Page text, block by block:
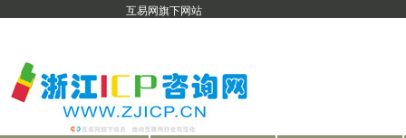
互易网旗下网站